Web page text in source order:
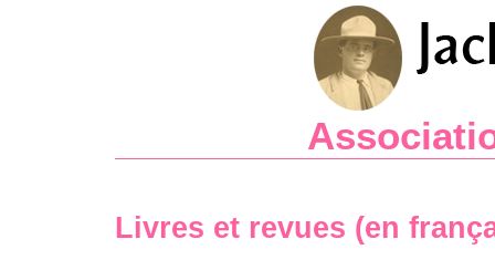
Livres et revues (en